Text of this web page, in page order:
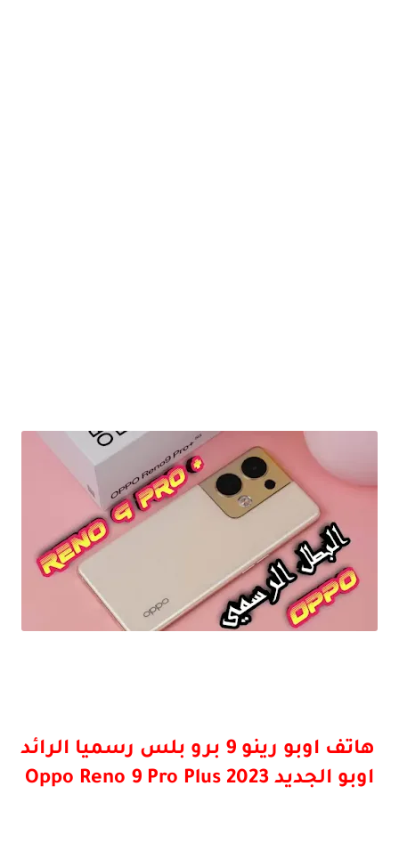
هاتف اوبو رينو 9 برو بلس رسميا الرائد
اوبو الجديد Oppo Reno 9 Pro Plus 2023